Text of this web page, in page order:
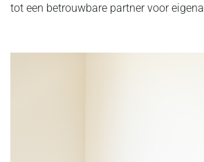
tot een betrouwbare partner voor